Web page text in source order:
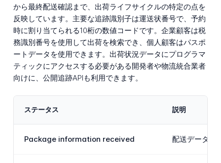
から最終配送確認まで、出荷ライフサイクルの特定の点を
反映しています。主要な追跡識別子は運送状番号で、予約
時に割り当てられる10桁の数値コードです。企業顧客は税
務識別番号を使用して出荷を検索でき、個人顧客はパスポ
ートデータを使用できます。出荷状況データにプログラマ
ティックにアクセスする必要がある開発者や物流統合業者
向けに、公開追跡APIも利用できます。
ステータス 説明
Package information received 配送データが